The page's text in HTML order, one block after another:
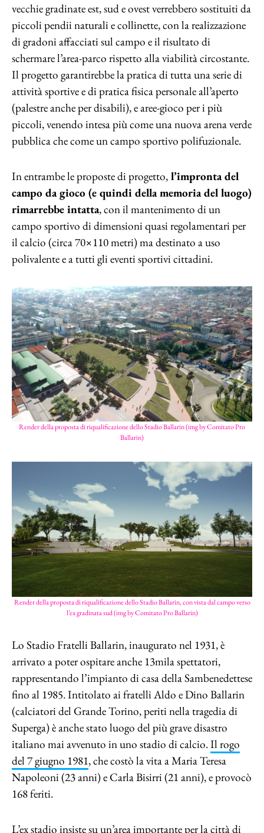
vecchie gradinate est, sud e ovest verrebbero sostituiti da
piccoli pendii naturali e collinette, con la realizzazione
di gradoni affacciati sul campo e il risultato di
schermare l’area-parco rispetto alla viabilità circostante.
Il progetto garantirebbe la pratica di tutta una serie di
attività sportive e di pratica fisica personale all’aperto
(palestre anche per disabili), e aree-gioco per i più
piccoli, venendo intesa più come una nuova arena verde
pubblica che come un campo sportivo polifuzionale.
In entrambe le proposte di progetto, l’impronta del
campo da gioco (e quindi della memoria del luogo)
rimarrebbe intatta, con il mantenimento di un
campo sportivo di dimensioni quasi regolamentari per
il calcio (circa 70×110 metri) ma destinato a uso
polivalente e a tutti gli eventi sportivi cittadini.
Render della proposta di riqualificazione dello Stadio Ballarin (img by Comitato Pro
Ballarin)
Render della proposta di riqualificazione dello Stadio Ballarin, con vista dal campo verso
l’ex gradinata sud (img by Comitato Pro Ballarin)
Lo Stadio Fratelli Ballarin, inaugurato nel 1931, è
arrivato a poter ospitare anche 13mila spettatori,
rappresentando l’impianto di casa della Sambenedettese
fino al 1985. Intitolato ai fratelli Aldo e Dino Ballarin
(calciatori del Grande Torino, periti nella tragedia di
Superga) è anche stato luogo del più grave disastro
italiano mai avvenuto in uno stadio di calcio.Il rogo
del 7 giugno 1981, che costò la vita a Maria Teresa
Napoleoni (23 anni) e Carla Bisirri (21 anni), e provocò
168 feriti.
L’ex stadio insiste su un’area importante per la città di